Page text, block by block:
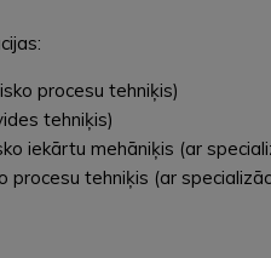
procesu tehniķis)
tehniķis)
iekārtu mehāniķis (ar
procesu tehniķis (ar